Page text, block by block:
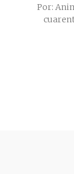
Por: Animal